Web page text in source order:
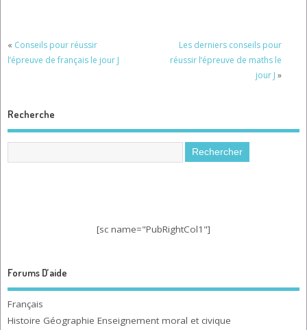
« Conseils pour réussir
l’épreuve de français le jour J
Les derniers conseils pour
réussir l’épreuve de maths le
jour J »
Recherche
[sc name="PubRightCol1"]
Forums D’aide
Français
Histoire Géographie Enseignement moral et civique